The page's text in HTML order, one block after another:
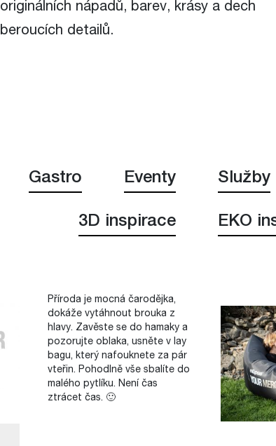
originálních nápadů, barev, krásy a dech
beroucích detailů.
Gastro Eventy Služby
3D inspirace EKO
Příroda je mocná čarodějka,
dokáže vytáhnout brouka z
hlavy. Zavěste se do hamaky a
pozorujte oblaka, usněte v lay
bagu, který nafouknete za pár
vteřin. Pohodlně vše sbalíte do
malého pytlíku. Není čas
ztrácet čas. 🙂